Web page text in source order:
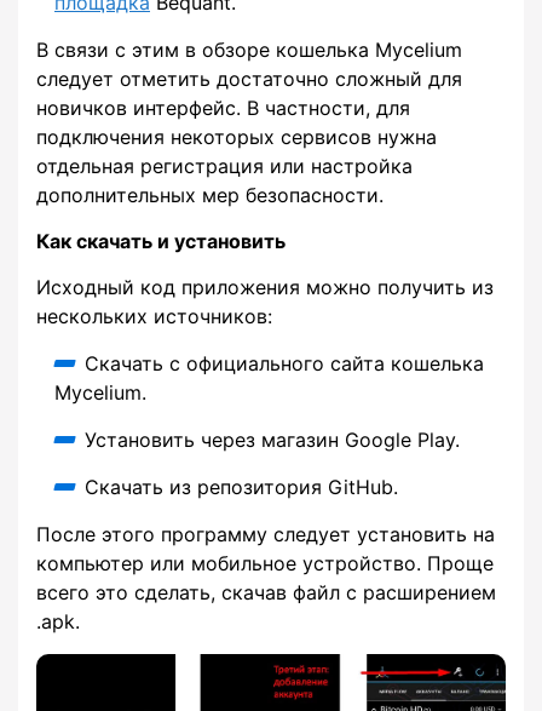
В связи с этим в обзоре кошелька Mycelium
следует отметить достаточно сложный для
новичков интерфейс. В частности, для
подключения некоторых сервисов нужна
отдельная регистрация или настройка
дополнительных мер безопасности.
Как скачать и установить
Исходный код приложения можно получить из
нескольких источников:
Скачать с официального сайта кошелька
Mycelium.
Установить через магазин Google Play.
Скачать из репозитория GitHub.
После этого программу следует установить на
компьютер или мобильное устройство. Проще
всего это сделать, скачав файл с расширением
.apk.